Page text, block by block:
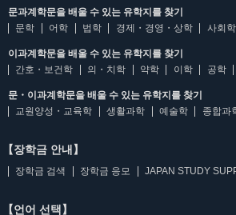
문과계학문을 배울 수 있는 유학지를 찾기
문학
어학 법학 경제・경영・상학 사회학
이과계학문을 배울 수 있는 유학지를 찾기
간호・보건학
의・치학 약학 이학 공학
문・이과계학문을 배울 수 있는 유학지를 찾기
교원양성・교육학
생활과학 예술학 종합과
【장학금 안내】
장학금 검색 장학금 응모 JAPAN STUDY
【언어 선택】